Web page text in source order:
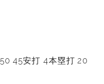
45安打 4本塁打 20